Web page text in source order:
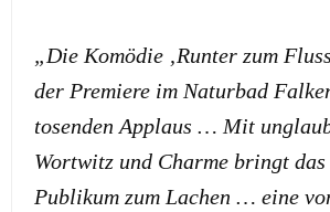
„Die Komödie ‚Runter zum
der Premiere im Naturbad
tosenden Applaus … Mit
Wortwitz und Charme bringt das
Publikum zum Lachen … eine